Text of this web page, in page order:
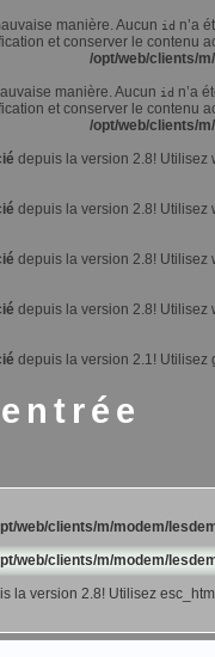
manière. Aucun id n’a
et conserver le contenu
/opt/web/clients/
manière. Aucun id n’a
et conserver le contenu
/opt/web/clients/
depuis la version 2.8! Utilisez
depuis la version 2.8! Utilisez
depuis la version 2.8! Utilisez
depuis la version 2.8! Utilisez
depuis la version 2.1! Utilisez
web/clients/m/modem/
web/clients/m/modem/
la version 2.8! Utilisez